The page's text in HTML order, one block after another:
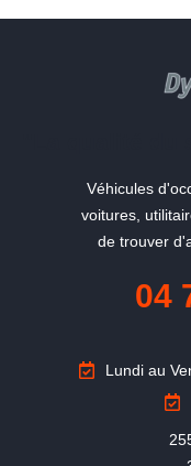
Véhicules
voitures,
de trouver
04
Lundi au